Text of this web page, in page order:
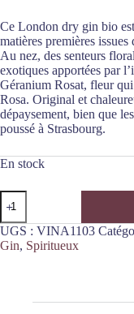
Ce London dry gin bio
matières premières
Au nez, des senteurs
exotiques apportées par
Géranium Rosat, fleur
Rosa. Original et
dépaysement, bien que
poussé à Strasbourg.
En stock
quantité
de
Gin
Rosa
Bio
Strasbourg
UGS : VINA1103
Gin, Spiritueux